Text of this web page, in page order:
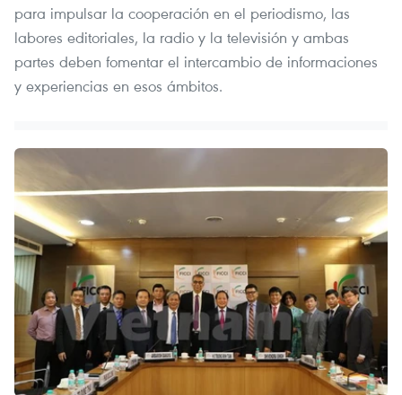
para impulsar la cooperación en el periodismo, las
labores editoriales, la radio y la televisión y ambas
partes deben fomentar el intercambio de informaciones
y experiencias en esos ámbitos.